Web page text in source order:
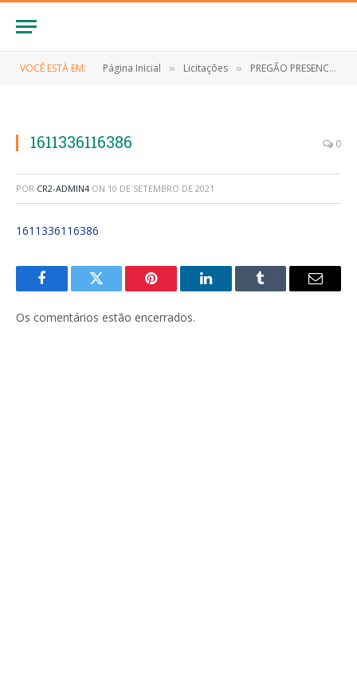
VOCÊ ESTÁ EM: Página Inicial » Licitações » PREGÃO PRESENCIAL Nº 003/2020 (AQUISIÇÃO DE MEDICAMENTOS)
1611336116386 0
POR CR2-ADMIN4 ON 10 DE SETEMBRO DE 2021
1611336116386
FacebookTwitter Pinterest LinkedInTumblr
E-
Os comentários estão encerrados.